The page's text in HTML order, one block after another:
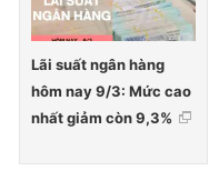
Lãi suất ngân hàng
hôm nay 9/3: Mức cao
nhất giảm còn 9,3%